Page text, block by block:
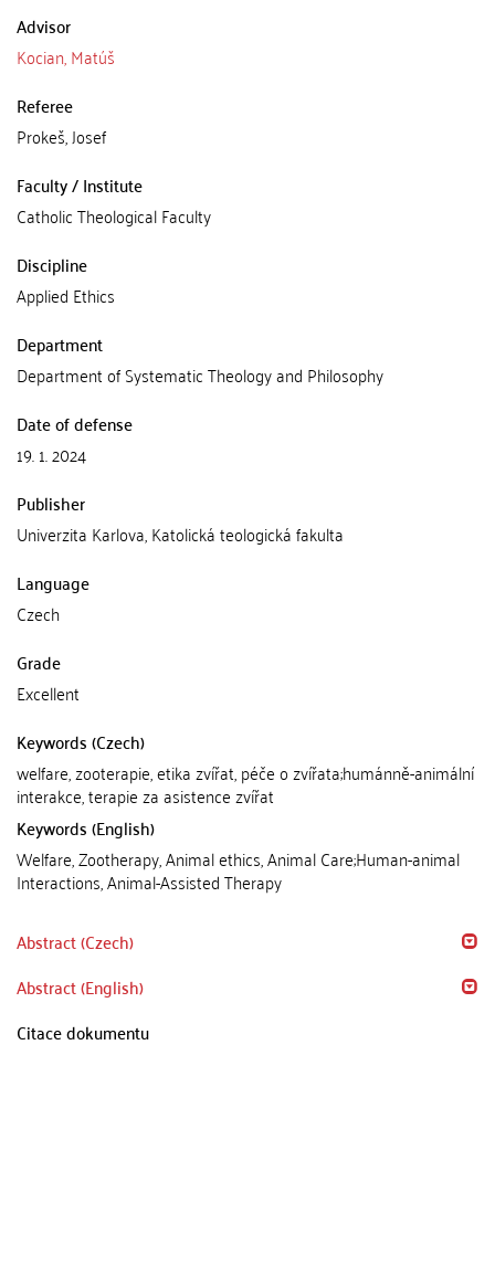
Advisor
Kocian, Matúš
Referee
Prokeš, Josef
Faculty / Institute
Catholic Theological Faculty
Discipline
Applied Ethics
Department
Department of Systematic Theology and Philosophy
Date of defense
19. 1. 2024
Publisher
Univerzita Karlova, Katolická teologická fakulta
Language
Czech
Grade
Excellent
Keywords (Czech)
welfare, zooterapie, etika zvířat, péče o zvířata;humánně-animální
interakce, terapie za asistence zvířat
Keywords (English)
Welfare, Zootherapy, Animal ethics, Animal Care;Human-animal
Interactions, Animal-Assisted Therapy
Abstract (Czech)
Abstract (English)
Citace dokumentu